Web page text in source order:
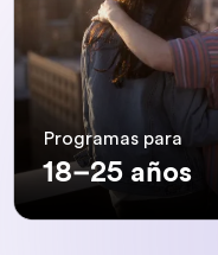
Programas para
18–25 años